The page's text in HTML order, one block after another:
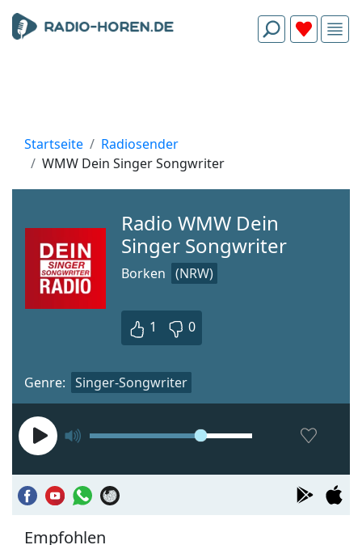
Startseite
Radiosender
WMW Dein Singer Songwriter
Radio WMW Dein
Singer Songwriter
Borken (NRW)
1 0
Genre: Singer-Songwriter
Empfohlen